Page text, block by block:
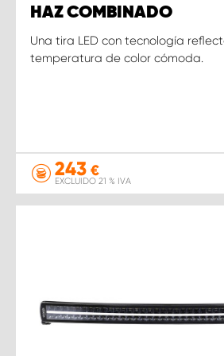
HAZ COMBINADO
Una tira LED con tecnología
temperatura de color cómoda.
243 €
EXCLUIDO 21 % IVA